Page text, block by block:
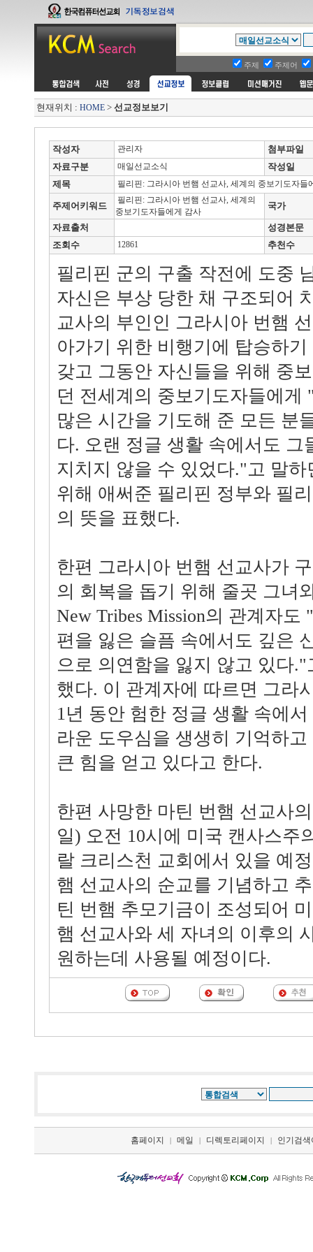
주제 주제어
현재위치 : HOME > 선교정보보기
작성자 관리자
첨부파일
자료구분
매일선교소식
작성일
제목
필리핀: 그라시아 번햄 선교사, 세계의 중보기도자들
주제어키워드
필리핀: 그라시아 번햄 선교사, 세계의
중보기도자들에게 감사
국가
자료출처
성경본문
조회수
12861 추천수
필리핀 군의 구출 작전에 도중
자신은 부상 당한 채 구조되어
교사의 부인인 그라시아 번햄
아가기 위한 비행기에 탑승하
갖고 그동안 자신들을 위해 중
던 전세계의 중보기도자들에게
많은 시간을 기도해 준 모든 분
다. 오랜 정글 생활 속에서도 그
지치지 않을 수 있었다."고 말
위해 애써준 필리핀 정부와 필
의 뜻을 표했다.
한편 그라시아 번햄 선교사가
의 회복을 돕기 위해 줄곳 그녀
New Tribes Mission의 관계자도
편을 잃은 슬픔 속에서도 깊은
으로 의연함을 잃지 않고 있다
했다. 이 관계자에 따르면 그라
1년 동안 험한 정글 생활 속에
라운 도우심을 생생히 기억하
큰 힘을 얻고 있다고 한다.
한편 사망한 마틴 번햄 선교사
일) 오전 10시에 미국 캔사스주
랄 크리스천 교회에서 있을 예
햄 선교사의 순교를 기념하고
틴 번햄 추모기금이 조성되어
햄 선교사와 세 자녀의 이후의
원하는데 사용될 예정이다.
홈페이지 | 메일 | 디렉토리페이지 | 인기검색